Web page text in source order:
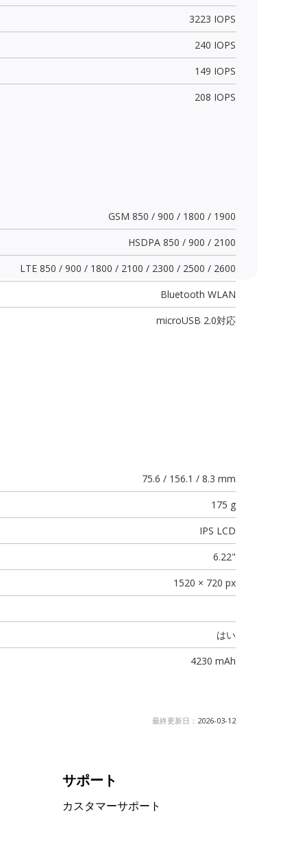
3223 IOPS
240 IOPS
149 IOPS
208 IOPS
GSM 850 / 900 / 1800 / 1900
HSDPA 850 / 900 / 2100
LTE 850 / 900 / 1800 / 2100 / 2300 / 2500 / 2600
Bluetooth WLAN
microUSB 2.0対応
75.6 / 156.1 / 8.3 mm
175 g
IPS LCD
6.22"
1520 × 720 px
はい
4230 mAh
最終更新日： 2026-03-12
サポート
カスタマーサポート